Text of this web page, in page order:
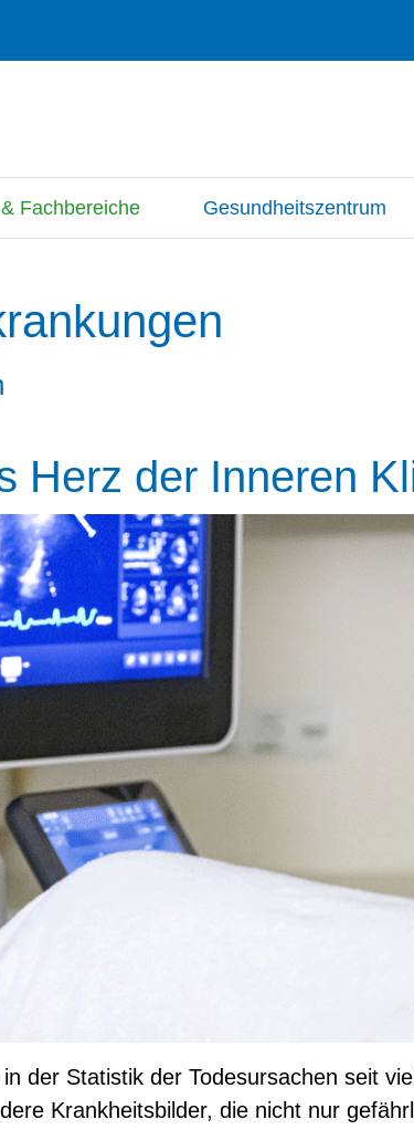
Fachbereiche Gesundheitszentrum
Herz der Inneren
der Statistik der Todesursachen seit
Krankheitsbilder, die nicht nur